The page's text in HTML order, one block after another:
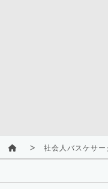
社会人バスケサ